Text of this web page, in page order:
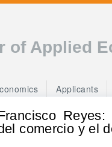
of Applied
Applicants
comercio y el